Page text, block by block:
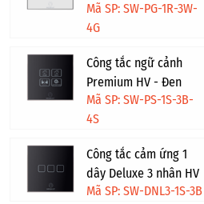
nhật - Trắng viền vàng
Mã SP: SW-PG-1R-3W-
4G
Công tắc ngữ cảnh
Premium HV - Đen
viền bạc
Mã SP: SW-PS-1S-3B-
4S
Công tắc cảm ứng 1
dây Deluxe 3 nhân HV
- Đen
Mã SP: SW-DNL3-1S-3B